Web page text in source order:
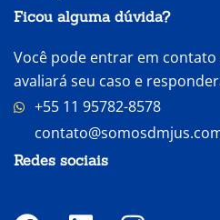
Ficou alguma dúvida?
Você pode entrar em
avaliará seu caso e
+55 11 95782-8578
Redes sociais